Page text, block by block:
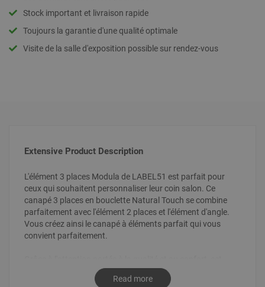
Stock important et livraison rapide
Toujours la garantie d'une qualité optimale
Visite de la salle d'exposition possible sur rendez-vous
Extensive Product Description
L'élément 3 places Modula de LABEL51 est parfait pour
ceux qui souhaitent personnaliser leur coin salon. Ce
canapé 3 places en bouclette Natural Touch se combine
parfaitement avec l'élément 2 places et l'élément d'angle.
Vous créez ainsi le canapé à éléments parfait qui vous
convient parfaitement.
élément offre non seulement un bon confort d'assise, mais
il est également revêtu d'un tissu bouclé de haute qualité.
Read more